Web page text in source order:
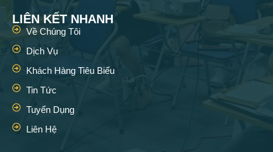
LIÊN KẾT NHANH
Về Chúng Tôi
Dịch Vụ
Khách Hàng Tiêu Biểu
Tin Tức
Tuyển Dụng
Liên Hệ